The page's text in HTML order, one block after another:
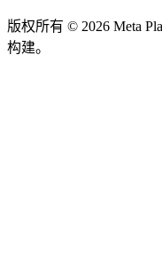
版权所有 © 2026 Meta
构建。